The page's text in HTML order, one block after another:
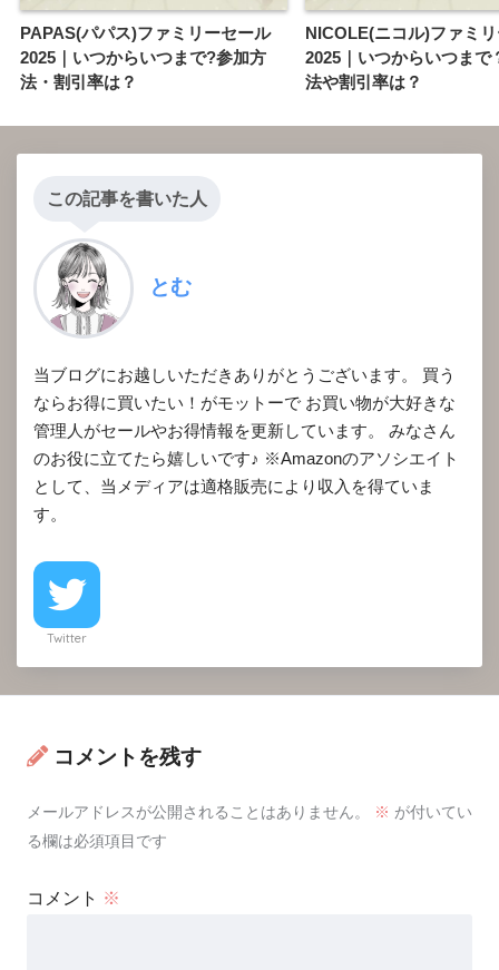
PAPAS(パパス)ファミリーセール
2025｜いつからいつまで?参加方
法・割引率は？
NICOLE(ニコル)ファミ
2025｜いつからいつまで
法や割引率は？
この記事を書いた人
とむ
当ブログにお越しいただきありがとうございます。 買う
ならお得に買いたい！がモットーで お買い物が大好きな
管理人がセールやお得情報を更新しています。 みなさん
のお役に立てたら嬉しいです♪ ※Amazonのアソシエイト
として、当メディアは適格販売により収入を得ていま
す。
Twitter
コメントを残す
メールアドレスが公開されることはありません。 ※ が付いてい
る欄は必須項目です
コメント ※